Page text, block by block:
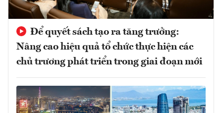
Để quyết sách tạo ra tăng trưởng:
Nâng cao hiệu quả tổ chức thực hiện các
chủ trương phát triển trong giai đoạn mới